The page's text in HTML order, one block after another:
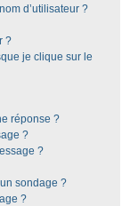
d’utilisateur ?
?
je clique sur le
réponse ?
?
?
sondage ?
?